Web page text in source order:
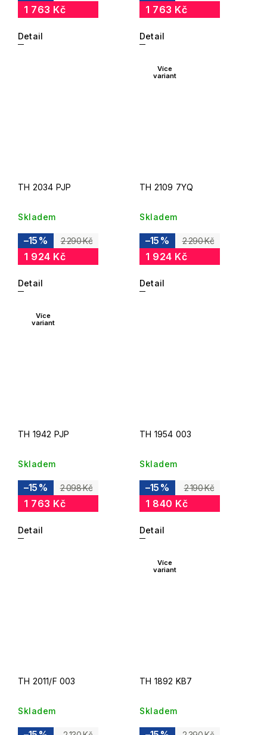
1 763 Kč
Detail
1 763 Kč
Detail
TH 2034 PJP
Skladem
2 290 Kč
–15 %
1 924 Kč
Detail
Více
variant
TH 2109 7YQ
Skladem
2 290 Kč
–15 %
1 924 Kč
Detail
Více
variant
TH 1942 PJP
Skladem
2 098 Kč
–15 %
1 763 Kč
Detail
TH 1954 003
Skladem
2 190 Kč
–15 %
1 840 Kč
Detail
TH 2011/F 003
Skladem
Více
variant
TH 1892 KB7
Skladem